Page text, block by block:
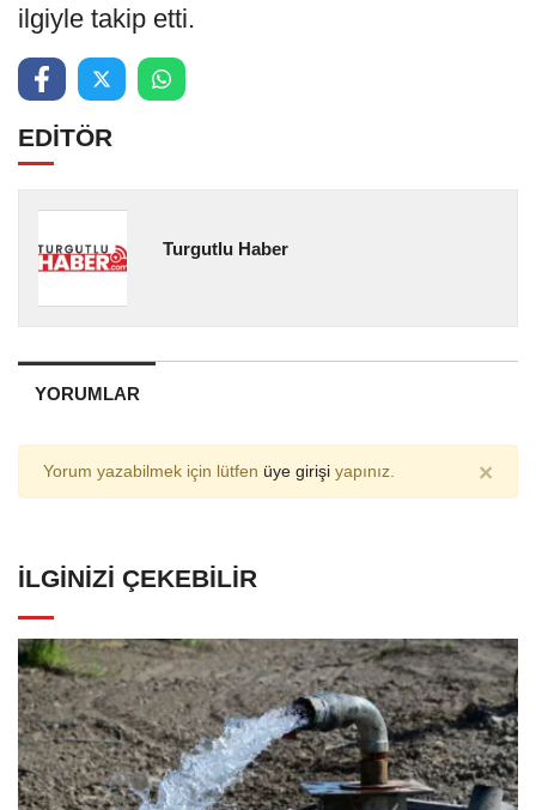
ilgiyle takip etti.
EDİTÖR
Turgutlu Haber
YORUMLAR
Yorum yazabilmek için lütfen üye girişi yapınız. ×
İLGINIZI ÇEKEBILIR